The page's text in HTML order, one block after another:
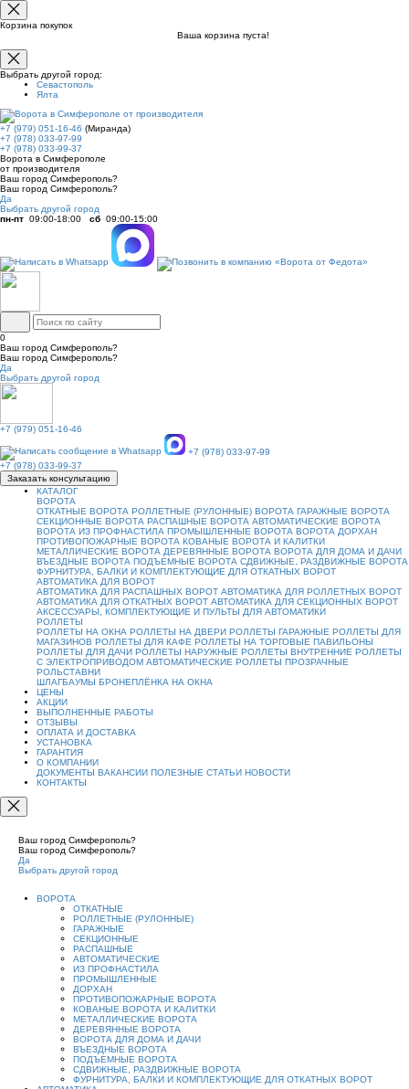
Корзина покупок
Ваша корзина пуста!
Выбрать другой город:
Севастополь
Ялта
+7 (979) 051-16-46 (Миранда)
+7 (978) 033-97-99
+7 (978) 033-99-37
Ворота в Симферополе
от производителя
Ваш город Симферополь?
Ваш город Симферополь?
Да
Выбрать другой город
пн-пт 09:00-18:00 сб 09:00-15:00
0
Ваш город Симферополь?
Ваш город Симферополь?
Да
Выбрать другой город
+7 (979) 051-16-46
+7 (978) 033-97-99
+7 (978) 033-99-37
Заказать консультацию
КАТАЛОГ
ВОРОТА
ОТКАТНЫЕ ВОРОТА РОЛЛЕТНЫЕ (РУЛОННЫЕ) ВОРОТА ГАРАЖНЫЕ ВОРОТА
СЕКЦИОННЫЕ ВОРОТА РАСПАШНЫЕ ВОРОТА АВТОМАТИЧЕСКИЕ ВОРОТА
ВОРОТА ИЗ ПРОФНАСТИЛА ПРОМЫШЛЕННЫЕ ВОРОТА ВОРОТА ДОРХАН
ПРОТИВОПОЖАРНЫЕ ВОРОТА КОВАНЫЕ ВОРОТА И КАЛИТКИ
МЕТАЛЛИЧЕСКИЕ ВОРОТА ДЕРЕВЯННЫЕ ВОРОТА ВОРОТА ДЛЯ ДОМА И ДАЧИ
ВЪЕЗДНЫЕ ВОРОТА ПОДЪЕМНЫЕ ВОРОТА СДВИЖНЫЕ, РАЗДВИЖНЫЕ ВОРОТА
ФУРНИТУРА, БАЛКИ И КОМПЛЕКТУЮЩИЕ ДЛЯ ОТКАТНЫХ ВОРОТ
АВТОМАТИКА ДЛЯ ВОРОТ
АВТОМАТИКА ДЛЯ РАСПАШНЫХ ВОРОТ АВТОМАТИКА ДЛЯ РОЛЛЕТНЫХ ВОРОТ
АВТОМАТИКА ДЛЯ ОТКАТНЫХ ВОРОТ АВТОМАТИКА ДЛЯ СЕКЦИОННЫХ ВОРОТ
АКСЕССУАРЫ, КОМПЛЕКТУЮЩИЕ И ПУЛЬТЫ ДЛЯ АВТОМАТИКИ
РОЛЛЕТЫ
РОЛЛЕТЫ НА ОКНА РОЛЛЕТЫ НА ДВЕРИ РОЛЛЕТЫ ГАРАЖНЫЕ РОЛЛЕТЫ ДЛЯ
МАГАЗИНОВ РОЛЛЕТЫ ДЛЯ КАФЕ РОЛЛЕТЫ НА ТОРГОВЫЕ ПАВИЛЬОНЫ
РОЛЛЕТЫ ДЛЯ ДАЧИ РОЛЛЕТЫ НАРУЖНЫЕ РОЛЛЕТЫ ВНУТРЕННИЕ РОЛЛЕТЫ
С ЭЛЕКТРОПРИВОДОМ АВТОМАТИЧЕСКИЕ РОЛЛЕТЫ ПРОЗРАЧНЫЕ
РОЛЬСТАВНИ
ШЛАГБАУМЫ БРОНЕПЛЁНКА НА ОКНА
ЦЕНЫ
АКЦИИ
ВЫПОЛНЕННЫЕ РАБОТЫ
ОТЗЫВЫ
ОПЛАТА И ДОСТАВКА
УСТАНОВКА
ГАРАНТИЯ
О КОМПАНИИ
ДОКУМЕНТЫ ВАКАНСИИ ПОЛЕЗНЫЕ СТАТЬИ НОВОСТИ
КОНТАКТЫ
Ваш город Симферополь?
Ваш город Симферополь?
Да
Выбрать другой город
ВОРОТА
ОТКАТНЫЕ
РОЛЛЕТНЫЕ (РУЛОННЫЕ)
ГАРАЖНЫЕ
СЕКЦИОННЫЕ
РАСПАШНЫЕ
АВТОМАТИЧЕСКИЕ
ИЗ ПРОФНАСТИЛА
ПРОМЫШЛЕННЫЕ
ДОРХАН
ПРОТИВОПОЖАРНЫЕ ВОРОТА
КОВАНЫЕ ВОРОТА И КАЛИТКИ
МЕТАЛЛИЧЕСКИЕ ВОРОТА
ДЕРЕВЯННЫЕ ВОРОТА
ВОРОТА ДЛЯ ДОМА И ДАЧИ
ВЪЕЗДНЫЕ ВОРОТА
ПОДЪЕМНЫЕ ВОРОТА
СДВИЖНЫЕ, РАЗДВИЖНЫЕ ВОРОТА
ФУРНИТУРА, БАЛКИ И КОМПЛЕКТУЮЩИЕ ДЛЯ ОТКАТНЫХ ВОРОТ